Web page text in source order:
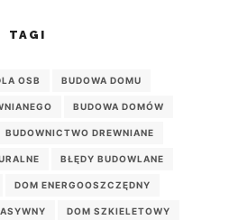
TAGI
OSB BUDOWA DOMU
BUDOWA DOMÓW
BUDOWNICTWO DREWNIANE
BŁĘDY BUDOWLANE
DOM ENERGOOSZCZĘDNY
DOM SZKIELETOWY